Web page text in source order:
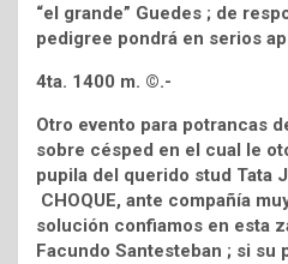
“el grande” Guedes ; de
pedigree pondrá en serios
4ta. 1400 m. ©.-
Otro evento para potrancas
sobre césped en el cual le
pupila del querido stud Tata
CHOQUE, ante compañía
solución confiamos en esta
Facundo Santesteban ; si su